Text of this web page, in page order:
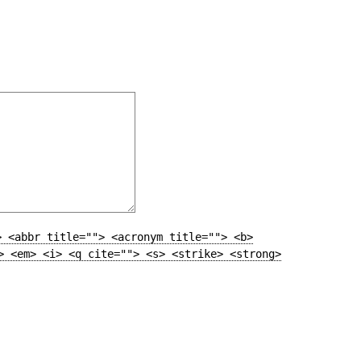
title=""> <acronym title=""> <b>
<em> <i> <q cite=""> <s> <strike> <strong>